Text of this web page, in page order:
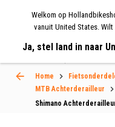
Welkom op
vanuit United States. Wilt
Ja, stel land in naar
Home
MTB Achterderailleur
Shimano